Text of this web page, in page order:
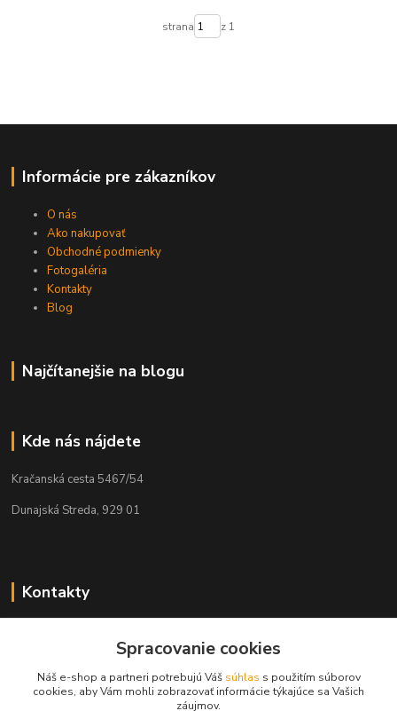
strana z 1
Informácie pre zákazníkov
O nás
Ako nakupovať
Obchodné podmienky
Fotogaléria
Kontakty
Blog
Najčítanejšie na blogu
Kde nás nájdete
Kračanská cesta 5467/54
Dunajská Streda, 929 01
Kontakty
+421 908 775 701
info@kantorstav.sk
Spracovanie cookies
Náš e-shop a partneri potrebujú Váš súhlas s použitím súborov
cookies, aby Vám mohli zobrazovať informácie týkajúce sa Vašich
záujmov.